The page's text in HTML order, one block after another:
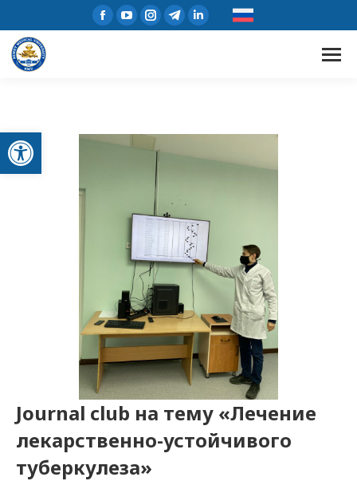
Открыть панель инструментов
Journal club на тему «Лечение
лекарственно-устойчивого
туберкулеза»